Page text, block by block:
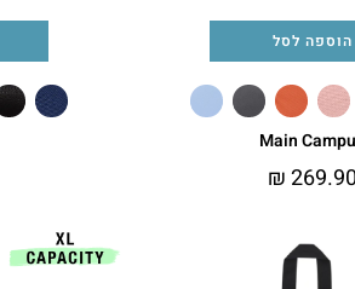
הוספה לסל
Main
₪